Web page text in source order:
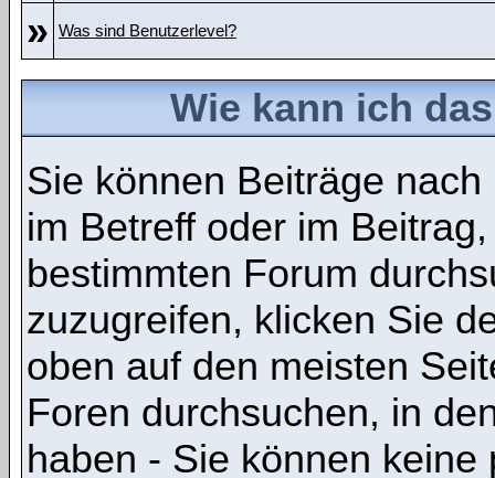
» Was sind Benutzerlevel?
Wie kann ich
Sie können Beiträge
im Betreff oder im
bestimmten Forum
zuzugreifen, klicken Sie
oben auf den meisten
Foren durchsuchen, in
haben - Sie können